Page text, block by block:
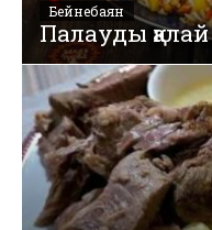
Бейнебаян
Палауды